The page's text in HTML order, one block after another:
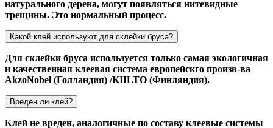
натурального дерева, могут появляться нитевидные
трещины. Это нормальный процесс.
Какой клей используют для склейки бруса?
Для склейки бруса используется только самая экологичная
и качественная клеевая система европейскго произв-ва
AkzoNobel (Голландия) /KIILTO (Финляндия).
Вреден ли клей?
Клей не вреден, аналогичные по составу клеевые системы